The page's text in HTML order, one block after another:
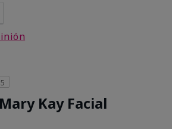
5
Kay Facial